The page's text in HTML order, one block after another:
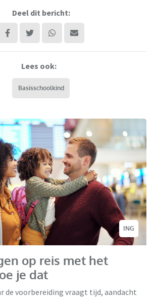
Deel dit bericht:
Lees ook:
Basisschoolkind
ING
op reis met het
je dat
de voorbereiding vraagt tijd, aandacht